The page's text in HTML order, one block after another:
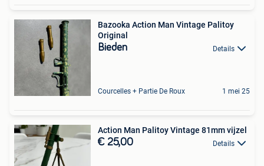
Bazooka Action Man Vintage Palitoy
Original
Bieden Details
Courcelles + Partie De Roux 1 mei 25
Action Man Palitoy Vintage 81mm vijzel
€ 25,00 Details